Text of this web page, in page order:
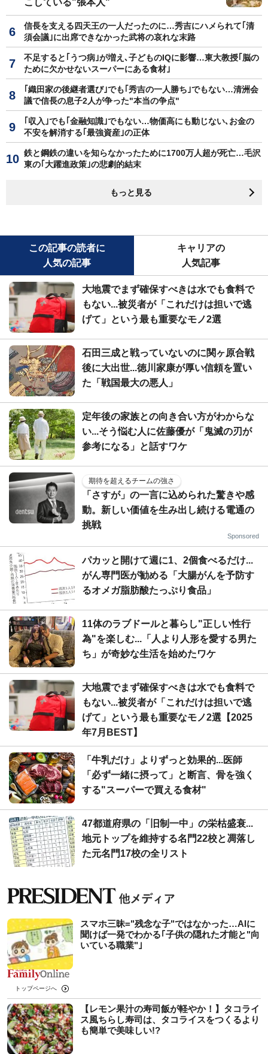
こしている"張本人"
信長を支える四天王の一人だったのに…秀吉にハメられて｢清
須会議｣に出席できなかった武将の哀れな末路
不足すると｢うつ病｣が増え､子どものIQに影響…東大教授｢脳の
ために欠かせないスーパーにある食材｣
｢織田家の後継者選び｣でも｢秀吉の一人勝ち｣でもない…清洲会
議で信長の息子2人が争った"本当の争点"
｢収入｣でも｢金融知識｣でもない…物価高にも動じない､お金の
不安を解消する｢最強資産｣の正体
鉄と鋼鉄の違いを知らなかったために1700万人超が死亡…毛沢
東の｢大躍進政策｣の悲劇的結末
もっと見る
この記事の読者に
人気の記事
キャリアの
人気記事
大地震でまず確保すべきは水でも食料で
もない...被災者が「これだけは担いで逃
げて」という最も重要なモノ2選
石田三成と戦っていないのに関ヶ原合戦
後に大出世...徳川家康が厚い信頼を置い
た「戦国最大の悪人」
定年後の家族との向き合い方がわからな
い...そう悩む人に佐藤優が「鬼滅の刃が
参考になる」と話すワケ
期待を超えるチームの強さ
「さすが」の一言に込められた驚きや感
動。新しい価値を生み出し続ける電通の
挑戦
Sponsored
パカッと開けて週に1、2個食べるだけ...
がん専門医が勧める「大腸がんを予防す
るオメガ脂肪酸たっぷり食品」
11体のラブドールと暮らし"正しい性行
為"を楽しむ...「人より人形を愛する男た
ち」が奇妙な生活を始めたワケ
大地震でまず確保すべきは水でも食料で
もない...被災者が「これだけは担いで逃
げて」という最も重要なモノ2選【2025
年7月BEST】
「牛乳だけ」よりずっと効果的...医師
「必ず一緒に摂って」と断言、骨を強く
する"スーパーで買える食材"
47都道府県の「旧制一中」の栄枯盛衰...
地元トップを維持する名門22校と凋落し
た元名門17校の全リスト
スマホ三昧="残念な子"ではなかった…AIに
聞けば一発でわかる｢子供の隠れた才能と"向
いている職業"｣
トップページへ
【レモン果汁の寿司飯が軽やか！】タコライ
ス風ちらし寿司は、タコライスをつくるより
も簡単で美味しい!?